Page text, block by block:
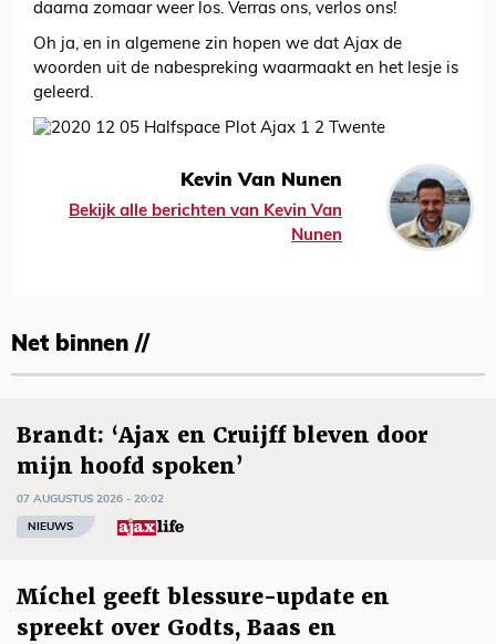
daarna zomaar weer los. Verras ons, verlos ons!
Oh ja, en in algemene zin hopen we dat Ajax de
woorden uit de nabespreking waarmaakt en het lesje is
geleerd.
Kevin Van Nunen
Bekijk alle berichten van Kevin Van
Nunen
Net binnen //
Brandt: ‘Ajax en Cruijff bleven door
mijn hoofd spoken’
07 AUGUSTUS 2026 - 20:02
NIEUWS
Míchel geeft blessure-update en
spreekt over Godts, Baas en